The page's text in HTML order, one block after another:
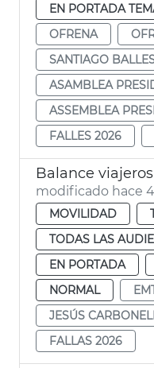
EN PORTADA
OFRENA
SANTIAGO
ASAMBLEA
ASSEMBLEA
FALLES 2026
Balance
modificado hace
MOVILIDAD
TODAS LAS
EN PORTADA
NORMAL
JESÚS
FALLAS 2026